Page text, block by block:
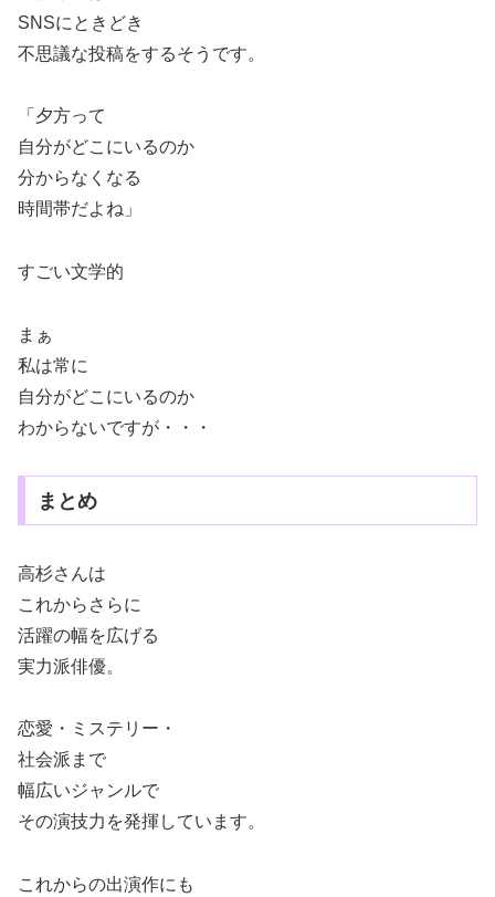
SNSにときどき
不思議な投稿をするそうです。
「夕方って
自分がどこにいるのか
分からなくなる
時間帯だよね」
すごい文学的
まぁ
私は常に
自分がどこにいるのか
わからないですが・・・
まとめ
高杉さんは
これからさらに
活躍の幅を広げる
実力派俳優。
恋愛・ミステリー・
社会派まで
幅広いジャンルで
その演技力を発揮しています。
これからの出演作にも